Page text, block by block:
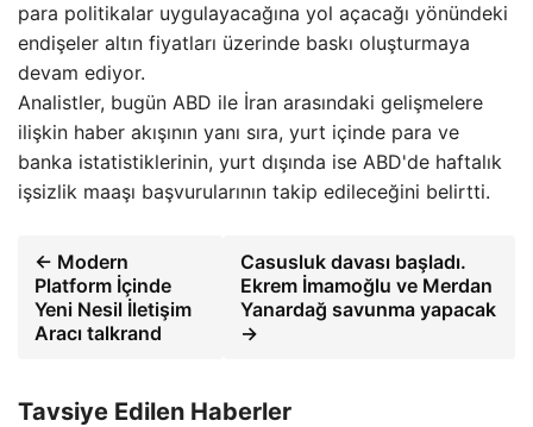
para politikalar uygulayacağına yol açacağı yönündeki
endişeler altın fiyatları üzerinde baskı oluşturmaya
devam ediyor.
Analistler, bugün ABD ile İran arasındaki gelişmelere
ilişkin haber akışının yanı sıra, yurt içinde para ve
banka istatistiklerinin, yurt dışında ise ABD'de haftalık
işsizlik maaşı başvurularının takip edileceğini belirtti.
← Modern
Platform İçinde
Yeni Nesil İletişim
Aracı talkrand
Casusluk davası başladı.
Ekrem İmamoğlu ve Merdan
Yanardağ savunma yapacak
→
Tavsiye Edilen Haberler